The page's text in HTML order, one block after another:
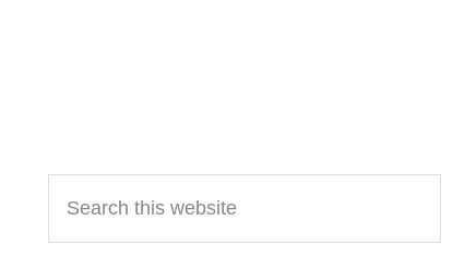
Primary
Sidebar
this
website